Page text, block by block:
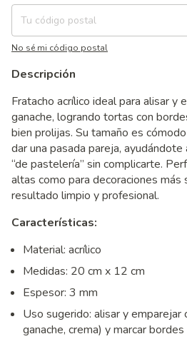
No sé mi código postal
Descripción
Fratacho acrílico ideal para alisar y
ganache, logrando tortas con
bien prolijas. Su tamaño es
dar una pasada pareja,
“de pastelería” sin complicarte.
altas como para decoraciones
resultado limpio y profesional.
Características:
Material: acrílico
Medidas: 20 cm x 12 cm
Espesor: 3 mm
Uso sugerido: alisar y
ganache, crema) y marcar